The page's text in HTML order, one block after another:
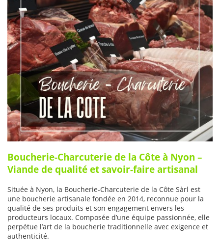
Boucherie-Charcuterie de la Côte à Nyon –
Viande de qualité et savoir-faire artisanal
Située à Nyon, la Boucherie-Charcuterie de la Côte Sàrl est
une boucherie artisanale fondée en 2014, reconnue pour la
qualité de ses produits et son engagement envers les
producteurs locaux. Composée d’une équipe passionnée, elle
perpétue l’art de la boucherie traditionnelle avec exigence et
authenticité.